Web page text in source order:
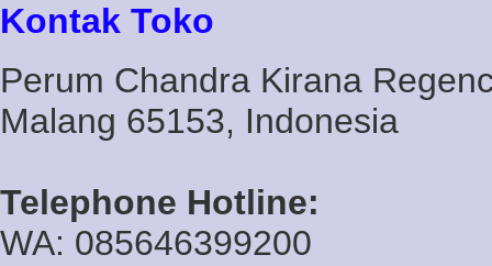
Kontak Toko
Perum Chandra Kirana
Malang 65153, Indonesia
Telephone Hotline:
WA: 085646399200